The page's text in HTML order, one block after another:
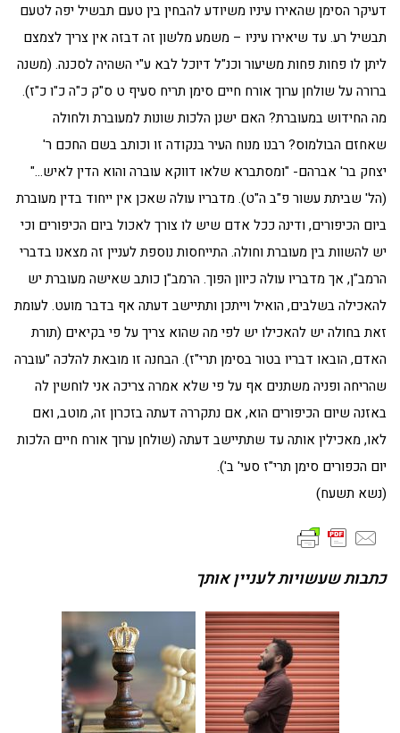
דעיקר הסימן שהאירו עיניו משיודע להבחין בין טעם תבשיל יפה לטעם
תבשיל רע. עד שיאירו עיניו – משמע מלשון זה דבזה אין צריך לצמצם
ליתן לו פחות פחות משיעור וכנ"ל דיוכל לבא ע"י השהיה לסכנה. (משנה
ברורה על שולחן ערוך אורח חיים סימן תריח סעיף ט ס"ק כ"ה כ"ו כ"ז).
מה החידוש במעוברת? האם ישנן הלכות שונות למעוברת ולחולה
שאחזם הבולמוס? רבנו מנוח העיר בנקודה זו וכותב בשם החכם ר'
יצחק בר' אברהם- "ומסתברא שלאו דווקא עוברה והוא הדין לאיש…"
(הל' שביתת עשור פ"ב ה"ט). מדבריו עולה שאכן אין ייחוד בדין מעוברת
ביום הכיפורים, ודינה ככל אדם שיש לו צורך לאכול ביום הכיפורים וכי
יש להשוות בין מעוברת וחולה. התייחסות נוספת לעניין זה מצאנו בדברי
הרמב"ן, אך מדבריו עולה כיוון הפוך. הרמב"ן כותב שאישה מעוברת יש
להאכילה בשלבים, הואיל וייתכן ותתיישב דעתה אף בדבר מועט. לעומת
זאת בחולה יש להאכילו יש לפי מה שהוא צריך על פי בקיאים (תורת
האדם, הובאו דבריו בטור בסימן תרי"ז). הבחנה זו מובאת להלכה "עוברה
שהריחה ופניה משתנים אף על פי שלא אמרה צריכה אני לוחשין לה
באזנה שיום הכיפורים הוא, אם נתקררה דעתה בזכרון זה, מוטב, ואם
לאו, מאכילין אותה עד שתתיישב דעתה (שולחן ערוך אורח חיים הלכות
יום הכפורים סימן תרי"ז סעי' ב').
(נשא תשעח)
כתבות שעשויות לעניין אותך